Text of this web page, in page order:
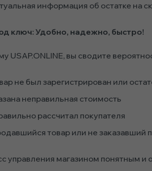
информация об остатке на
ключ: Удобно, надежно, быстро!
USAP.ONLINE, вы сводите
не был зарегистрирован или
неправильная стоимость
рассчитал покупателя
товар или не заказавший
управления магазином понятным и